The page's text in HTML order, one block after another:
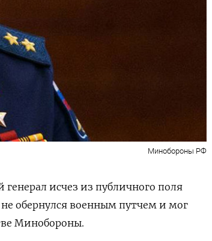
Минобороны РФ
исчез из публичного поля
обернулся военным путчем и мог
Минобороны.